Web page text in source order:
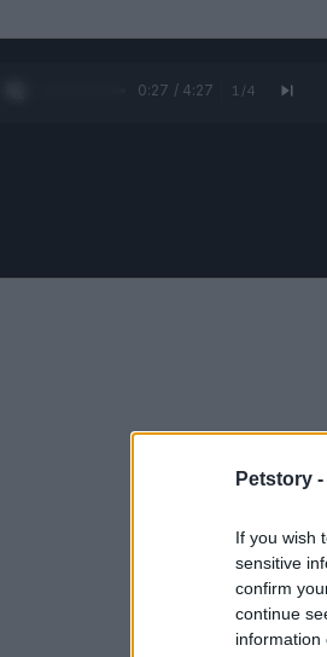
Petstory -
If you wish
sensitive
confirm
continue
information
0:28 / 4:27 1 /4